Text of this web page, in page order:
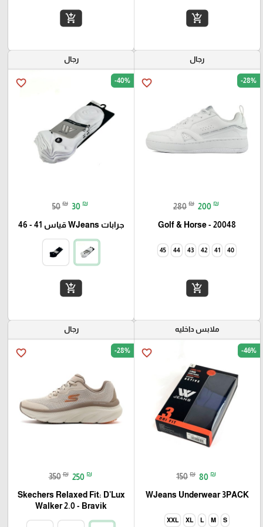
add_shopping_cart
add_shopping_cart
رجال
favorite_border -28%
280 ₪ 200 ₪
Golf & Horse - 20048
40
41
42
43
44
45
add_shopping_cart
رجال
favorite_border -40%
50 ₪ 30 ₪
جرابات WJeans قياس 41 - 46
add_shopping_cart
ملابس داخليه
favorite_border -46%
150 ₪ 80 ₪
WJeans Underwear 3PACK
S
M
L
XL
XXL
رجال
favorite_border -28%
350 ₪ 250 ₪
Skechers Relaxed Fit: D'Lux
Walker 2.0 - Bravik